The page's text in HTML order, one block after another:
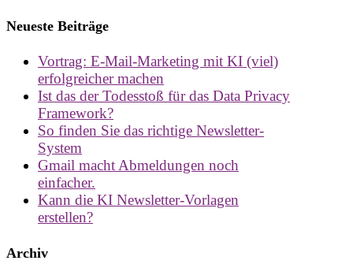
Neueste Beiträge
Vortrag: E-Mail-Marketing mit KI (viel)
erfolgreicher machen
Ist das der Todesstoß für das Data Privacy
Framework?
So finden Sie das richtige Newsletter-
System
Gmail macht Abmeldungen noch
einfacher.
Kann die KI Newsletter-Vorlagen
erstellen?
Archiv